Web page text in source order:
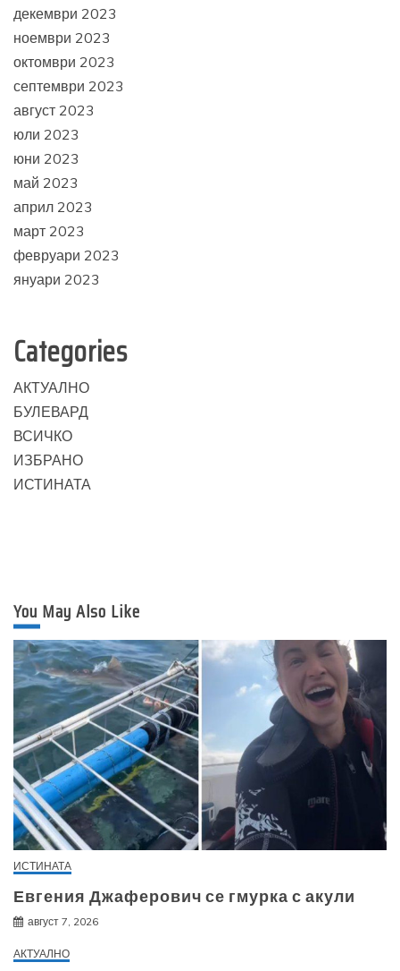
декември 2023
ноември 2023
октомври 2023
септември 2023
август 2023
юли 2023
юни 2023
май 2023
април 2023
март 2023
февруари 2023
януари 2023
Categories
АКТУАЛНО
БУЛЕВАРД
ВСИЧКО
ИЗБРАНО
ИСТИНАТА
You May Also Like
ИСТИНАТА
Евгения Джаферович се гмурка с акули
август 7, 2026
АКТУАЛНО